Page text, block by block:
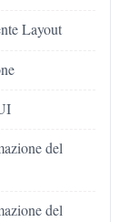
Layout
del
del